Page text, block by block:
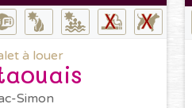
à louer
Simon